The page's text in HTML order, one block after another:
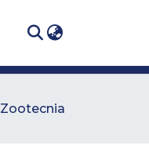
Zootecnia